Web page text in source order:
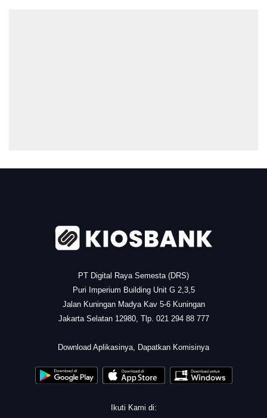
PT Digital Raya Semesta (DRS)
Puri Imperium Building Unit G 2,3,5
Jalan Kuningan Madya Kav 5-6 Kuningan
Jakarta Selatan 12980, Tlp. 021 294 88 777
Download Aplikasinya, Dapatkan Komisinya
Ikuti Kami di: